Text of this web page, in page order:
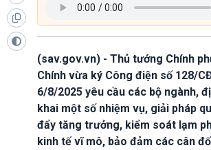
(sav.gov.vn) - Thủ tướng Chính
Chính vừa ký Công điện số 128/
6/8/2025 yêu cầu các bộ ngành,
khai một số nhiệm vụ, giải pháp
đẩy tăng trưởng, kiểm soát lạm
kinh tế vĩ mô, bảo đảm các cân